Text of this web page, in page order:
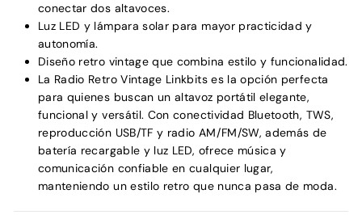
conectar dos altavoces.
Luz LED y lámpara solar para mayor practicidad y
autonomía.
Diseño retro vintage que combina estilo y funcionalidad.
La Radio Retro Vintage Linkbits es la opción perfecta
para quienes buscan un altavoz portátil elegante,
funcional y versátil. Con conectividad Bluetooth, TWS,
reproducción USB/TF y radio AM/FM/SW, además de
batería recargable y luz LED, ofrece música y
comunicación confiable en cualquier lugar,
manteniendo un estilo retro que nunca pasa de moda.